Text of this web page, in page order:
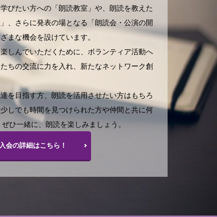
びたい方への「朗読教室」や、朗読を教えた
、さらに発表の場となる「朗読会・公演の開
まな機会を設けています。
しんでいただくために、ボランティア活動へ
ちの交流に力を入れ、新たなネットワーク創
を目指す方、朗読を活用させたい方はもちろ
しでも時間を見つけられた方や仲間と共に何
ひ一緒に、朗読を楽しみましょう。
会の詳細はこちら！